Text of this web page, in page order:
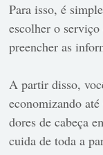
Para isso, é
escolher o
preencher as
A partir disso,
economizando
dores de cabeça
cuida de toda a